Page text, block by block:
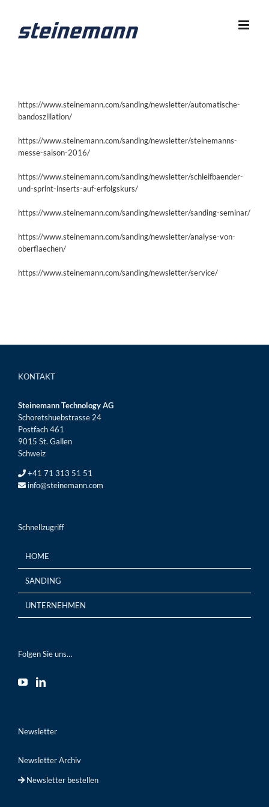
springen
https://www.steinemann.com/sanding/newsletter/automatische-
bandoszillation/
https://www.steinemann.com/sanding/newsletter/steinemanns-
messe-saison-2016/
https://www.steinemann.com/sanding/newsletter/schleifbaender-
und-sprint-inserts-auf-erfolgskurs/
https://www.steinemann.com/sanding/newsletter/sanding-seminar/
https://www.steinemann.com/sanding/newsletter/analyse-von-
oberflaechen/
https://www.steinemann.com/sanding/newsletter/service/
KONTAKT
Steinemann Technology AG
Schoretshuebstrasse 24
Postfach 461
9015 St. Gallen
Schweiz
+41 71 313 51 51
info@steinemann.com
Schnellzugriff
HOME
SANDING
UNTERNEHMEN
Folgen Sie uns…
Newsletter
Newsletter Archiv
Newsletter bestellen